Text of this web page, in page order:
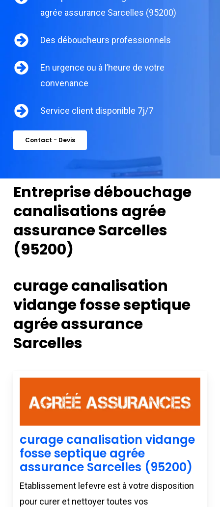
agrée assurance Sarcelles (95200)
Des déboucheurs professionnels
En urgence ou à l’heure de votre
convenance
Service client disponible 7j/7
Contact - Devis
Entreprise débouchage
canalisations agrée
assurance Sarcelles
(95200)
curage canalisation
vidange fosse septique
agrée assurance
Sarcelles
curage canalisation vidange
fosse septique agrée
assurance Sarcelles (95200)
Etablissement lefevre est à votre disposition
pour curer et nettoyer toutes vos